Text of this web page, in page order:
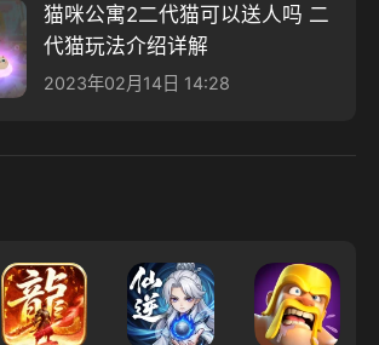
猫咪公寓2二代猫可以送人吗 二
代猫玩法介绍详解
2023年02月14日 14:28